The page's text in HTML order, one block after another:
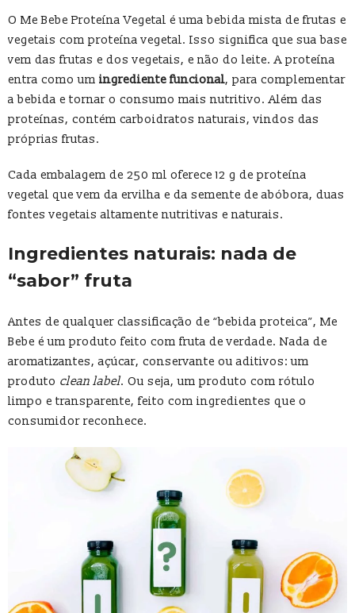
O Me Bebe Proteína Vegetal é uma bebida mista de frutas e
vegetais com proteína vegetal. Isso significa que sua base
vem das frutas e dos vegetais, e não do leite. A proteína
entra como um ingrediente funcional, para complementar
a bebida e tornar o consumo mais nutritivo. Além das
proteínas, contém carboidratos naturais, vindos das
próprias frutas.
Cada embalagem de 250 ml oferece 12 g de proteína
vegetal que vem da ervilha e da semente de abóbora, duas
fontes vegetais altamente nutritivas e naturais.
Ingredientes naturais: nada de
“sabor” fruta
Antes de qualquer classificação de “bebida proteica”, Me
Bebe é um produto feito com fruta de verdade. Nada de
aromatizantes, açúcar, conservante ou aditivos: um
produto clean label. Ou seja, um produto com rótulo
limpo e transparente, feito com ingredientes que o
consumidor reconhece.